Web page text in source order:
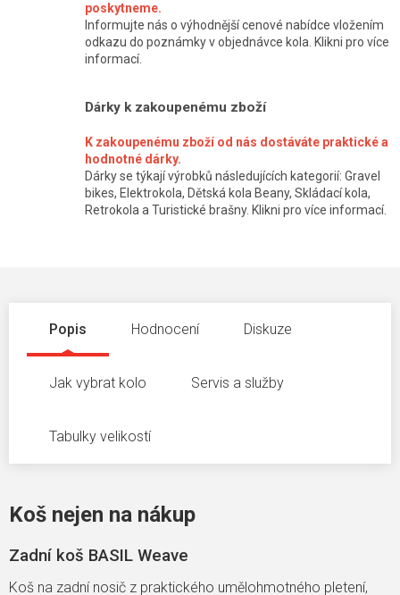
poskytneme.
Informujte nás o výhodnější cenové nabídce vložením
odkazu do poznámky v objednávce kola. Klikni pro více
informací.
Dárky k zakoupenému zboží
K zakoupenému zboží od nás dostáváte praktické a
hodnotné dárky.
Dárky se týkají výrobků následujících kategorií: Gravel
bikes, Elektrokola, Dětská kola Beany, Skládací kola,
Retrokola a Turistické brašny. Klikni pro více informací.
Popis Hodnocení Diskuze
Jak vybrat kolo Servis a služby
Tabulky velikostí
Koš nejen na nákup
Zadní koš BASIL Weave
Koš na zadní nosič z praktického umělohmotného pletení,